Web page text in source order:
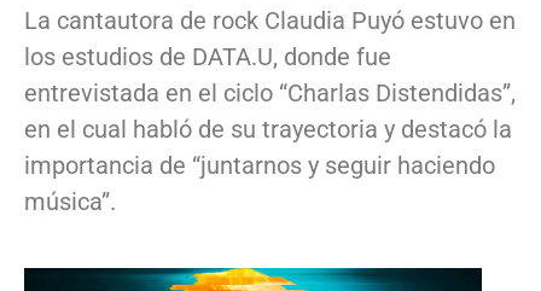
La cantautora de rock Claudia Puyó estuvo en
los estudios de DATA.U, donde fue
entrevistada en el ciclo “Charlas Distendidas”,
en el cual habló de su trayectoria y destacó la
importancia de “juntarnos y seguir haciendo
música”.